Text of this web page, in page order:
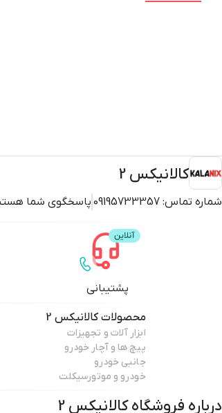
کالانیکس 2
شماره تماس: 09195733357 پاسخگوی شما
پشتیبانی
محصولاتکالانیکس 2
ابزار آلات و تجهیزات
پیچ ها و آچار خودرو
جانبی خودرو
خودرو و موتورسیکلت
درباره فروشگاهکالانیکس 2